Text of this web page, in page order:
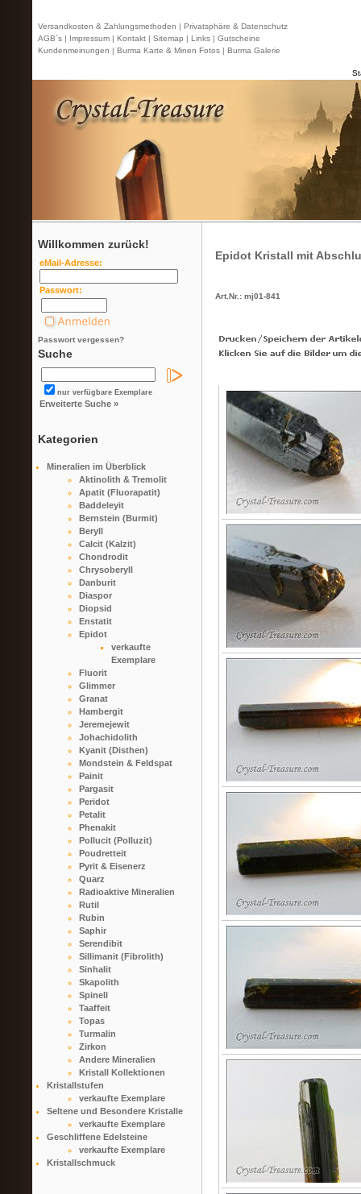
Versandkosten & Zahlungsmethoden | Privatsphäre & Datenschutz
AGB`s | Impressum | Kontakt | Sitemap | Links | Gutscheine
Kundenmeinungen | Burma Karte & Minen Fotos | Burma Galerie
Willkommen zurück!
eMail-Adresse:
Passwort:
Passwort vergessen?
Suche
nur verfügbare Exemplare
Erweiterte Suche »
Kategorien
Mineralien im Überblick
Aktinolith & Tremolit
Apatit (Fluorapatit)
Baddeleyit
Bernstein (Burmit)
Beryll
Calcit (Kalzit)
Chondrodit
Chrysoberyll
Danburit
Diaspor
Diopsid
Enstatit
Epidot
verkaufte
Exemplare
Fluorit
Glimmer
Granat
Hambergit
Jeremejewit
Johachidolith
Kyanit (Disthen)
Mondstein & Feldspat
Painit
Pargasit
Peridot
Petalit
Phenakit
Pollucit (Polluzit)
Poudretteit
Pyrit & Eisenerz
Quarz
Radioaktive Mineralien
Rutil
Rubin
Saphir
Serendibit
Sillimanit (Fibrolith)
Sinhalit
Skapolith
Spinell
Taaffeit
Topas
Turmalin
Zirkon
Andere Mineralien
Kristall Kollektionen
Kristallstufen
verkaufte Exemplare
Seltene und Besondere Kristalle
verkaufte Exemplare
Geschliffene Edelsteine
verkaufte Exemplare
Kristallschmuck
Epidot Kristall mit
Art.Nr.: mj01-841